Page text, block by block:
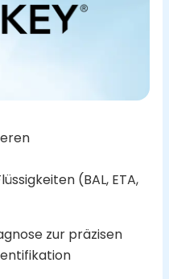
(BAL, ETA,
zur präzisen